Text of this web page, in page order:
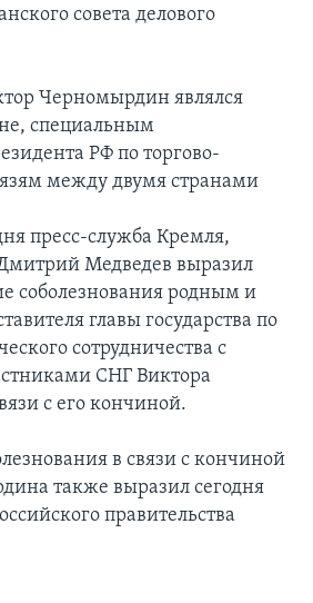
совета делового
Черномырдин являлся
специальным
РФ по торгово-
между двумя странами
пресс-служба Кремля,
Медведев выразил
соболезнования родным и
главы государства по
сотрудничества с
СНГ Виктора
с его кончиной.
в связи с кончиной
также выразил сегодня
правительства